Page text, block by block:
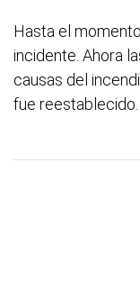
Hasta el
incidente. Ahora
causas del
fue reestablecido.